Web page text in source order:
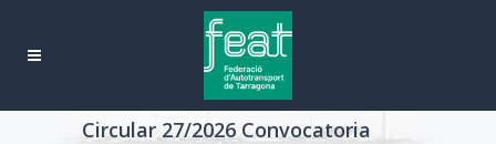
Circular 27/2026 Convocatoria